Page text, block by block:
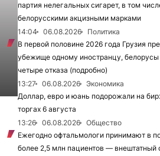
партия нелегальных сигарет, в том
белорусскими акцизными марками
14:04
06.08.2026
Политика
В первой половине 2026 года Грузия
убежище одному иностранцу, белорусы
четыре отказа (подробно)
13:27
06.08.2026
Экономика
Доллар, евро и юань подорожали на
торгах 6 августа
13:26
06.08.2026
Общество
Ежегодно офтальмологи принимают в
более 2,5 млн пациентов — внештатный